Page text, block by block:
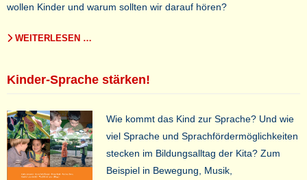
wollen Kinder und warum sollten wir darauf hören?
WEITERLESEN …
Kinder-Sprache stärken!
Wie kommt das Kind zur Sprache? Und wie
viel Sprache und Sprachfördermöglichkeiten
stecken im Bildungsalltag der Kita? Zum
Beispiel in Bewegung, Musik,